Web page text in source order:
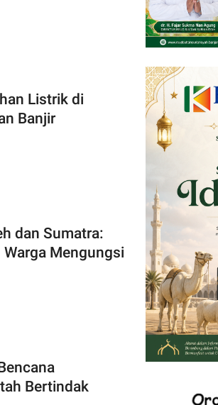
Listrik di
Banjir
dan Sumatra:
Mengungsi
Bertindak